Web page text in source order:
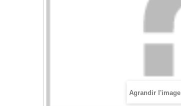
Agrandir l'image